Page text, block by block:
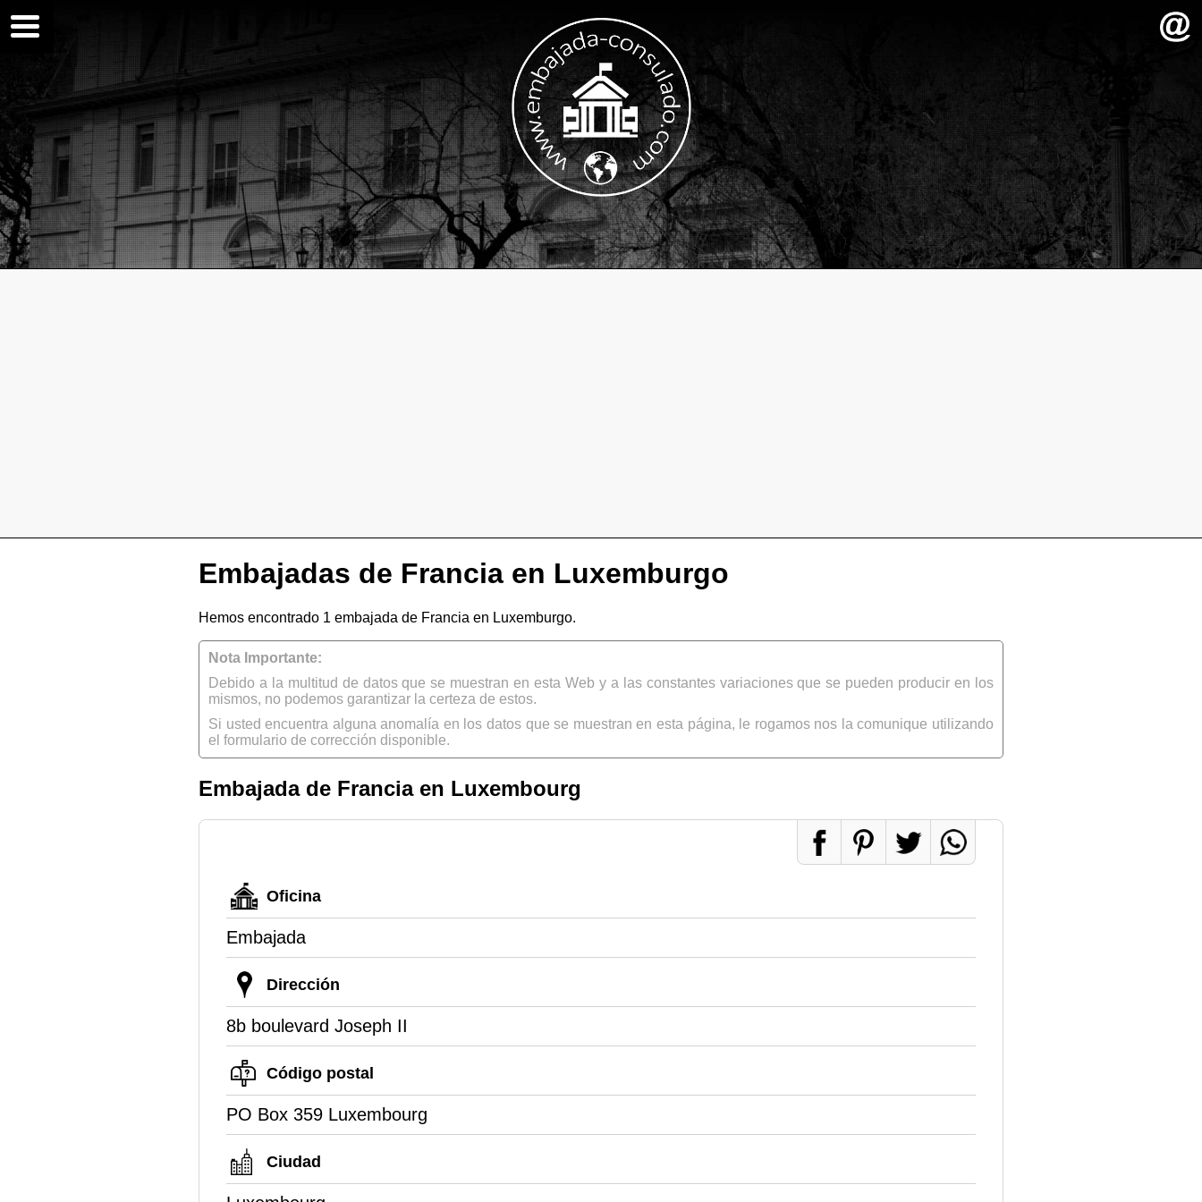
Embajadas de Francia en Luxemburgo
Hemos encontrado 1 embajada de Francia en Luxemburgo.
Nota Importante:
Debido a la multitud de datos que se muestran en esta Web y a las constantes variaciones que se pueden producir en los
mismos, no podemos garantizar la certeza de estos.
Si usted encuentra alguna anomalía en los datos que se muestran en esta página, le rogamos nos la comunique utilizando
el formulario de corrección disponible.
Embajada de Francia en Luxembourg
Oficina
Embajada
Dirección
8b boulevard Joseph II
Código postal
PO Box 359 Luxembourg
Ciudad